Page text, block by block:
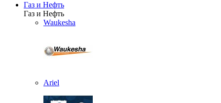
Газ и Нефть
Газ и Нефть
Waukesha
Ariel